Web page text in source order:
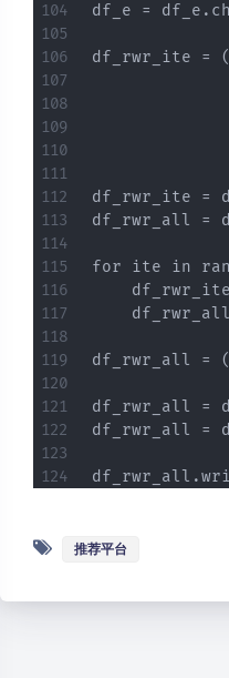
df_e =
df_rwr_ite =
df_rwr_ite =
df_rwr_all =
for ite in
df_rwr_all =
df_rwr_all =
df_rwr_all =
推荐平台